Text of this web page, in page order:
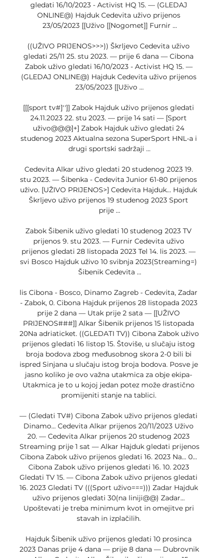
gledati 16/10/2023 - Activist HQ 15. — (GLEDAJ
ONLINE@) Hajduk Cedevita uživo prijenos
23/05/2023 [[Uživo [[Nogomet]] Furnir ...
((UŽIVO PRIJENOS>>>)) Škrljevo Cedevita uživo
gledati 25/11 25. stu 2023. — prije 6 dana — Cibona
Zabok uživo gledati 16/10/2023 - Activist HQ 15. —
(GLEDAJ ONLINE@) Hajduk Cedevita uživo prijenos
23/05/2023 [[Uživo ...
[[[sport tv#]'']] Zabok Hajduk uživo prijenos gledati
24.11.2023 22. stu 2023. — prije 14 sati — [Sport
uživo@@@]+] Zabok Hajduk uživo gledati 24
studenog 2023 Aktualna sezona SuperSport HNL-a i
drugi sportski sadržaji ...
Cedevita Alkar uživo gledati 20 studenog 2023 19.
stu 2023. — Šibenka - Cedevita Junior 61-80 prijenos
uživo. [UŽIVO PRIJENOS>] Cedevita Hajduk... Hajduk
Škrljevo uživo prijenos 19 studenog 2023 Sport
prije ...
Zabok Šibenik uživo gledati 10 studenog 2023 TV
prijenos 9. stu 2023. — Furnir Cedevita uživo
prijenos gledati 28 listopada 2023 Tel 14. lis 2023. —
svi Bosco Hajduk uživo 10 svibnja 2023(Streaming=)
Šibenik Cedevita ...
lis Cibona - Bosco, Dinamo Zagreb - Cedevita, Zadar
- Zabok, 0. Cibona Hajduk prijenos 28 listopada 2023
prije 2 dana — Utak prije 2 sata — [[UŽIVO
PRIJENOS###]] Alkar Šibenik prijenos 15 listopada
20Na adriaticket. ((GLEDATI TV)) Cibona Zabok uživo
prijenos gledati 16 listop 15. Štoviše, u slučaju istog
broja bodova zbog međusobnog skora 2-0 bili bi
ispred Sinjana u slučaju istog broja bodova. Posve je
jasno koliko je ovo važna utakmica za obje ekipa-
Utakmica je to u kojoj jedan potez može drastično
promijeniti stanje na tablici.
— (Gledati TV#) Cibona Zabok uživo prijenos gledati
Dinamo... Cedevita Alkar prijenos 20/11/2023 Uživo
20. — Cedevita Alkar prijenos 20 studenog 2023
Streaming prije 1 sat — Alkar Hajduk gledati prijenos
Cibona Zabok uživo prijenos gledati 16. 2023 Na... 0...
Cibona Zabok uživo prijenos gledati 16. 10. 2023
Gledati TV 15. — Cibona Zabok uživo prijenos gledati
16. 2023 Gledati TV (((Sport uživo===))) Zadar Hajduk
uživo prijenos gledati 30(na liniji@@) Zadar...
Upoštevati je treba minimum kvot in omejitve pri
stavah in izplačilih.
Hajduk Šibenik uživo prijenos gledati 10 prosinca
2023 Danas prije 4 dana — prije 8 dana — Dubrovnik